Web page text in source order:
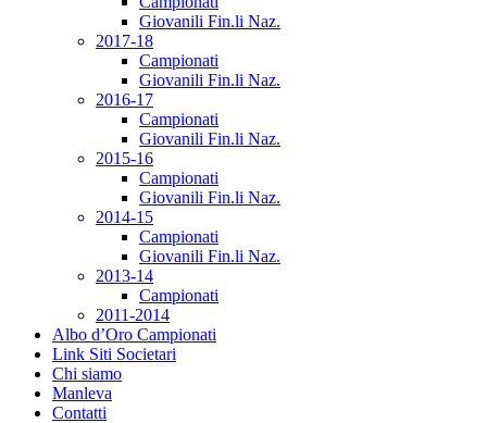
Giovanili Fin.li Naz.
2017-18
Campionati
Giovanili Fin.li Naz.
2016-17
Campionati
Giovanili Fin.li Naz.
2015-16
Campionati
Giovanili Fin.li Naz.
2014-15
Campionati
Giovanili Fin.li Naz.
2013-14
Campionati
2011-2014
Albo d’Oro Campionati
Link Siti Societari
Chi siamo
Manleva
Contatti